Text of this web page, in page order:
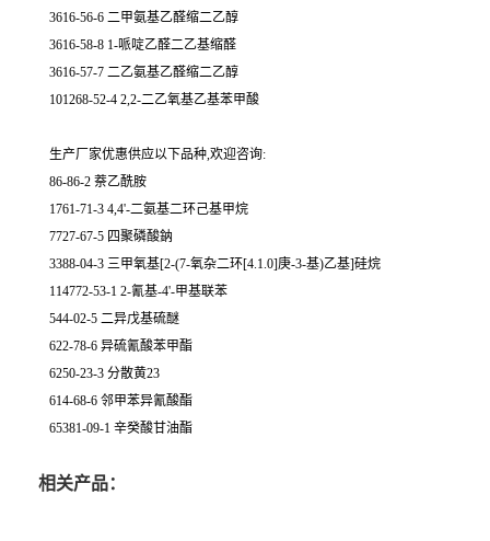
3616-56-6 二甲氨基乙醛缩二乙醇
3616-58-8 1-哌啶乙醛二乙基缩醛
3616-57-7 二乙氨基乙醛缩二乙醇
101268-52-4 2,2-二乙氧基乙基苯甲酸
生产厂家优惠供应以下品种,欢迎咨询:
86-86-2 萘乙酰胺
1761-71-3 4,4'-二氨基二环己基甲烷
7727-67-5 四聚磷酸鈉
3388-04-3 三甲氧基[2-(7-氧杂二环[4.1.0]庚-3-基)乙基]硅烷
114772-53-1 2-氰基-4'-甲基联苯
544-02-5 二异戊基硫醚
622-78-6 异硫氰酸苯甲酯
6250-23-3 分散黄23
614-68-6 邻甲苯异氰酸酯
65381-09-1 辛癸酸甘油酯
相关产品：